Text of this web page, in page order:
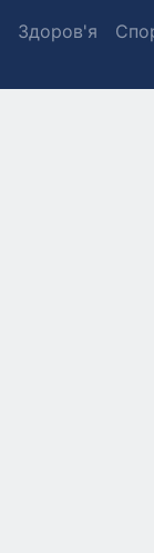
Здоров'я